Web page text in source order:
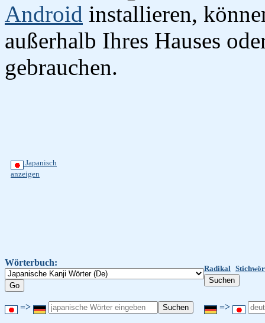
Android installieren,
außerhalb Ihres Hauses
gebrauchen.
Japanisch
anzeigen
Wörterbuch:
Radikal
=> =>